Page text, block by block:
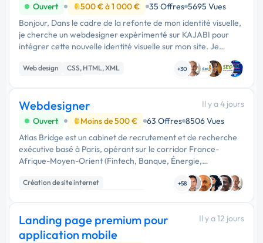
Ouvert 500 € à 1 000 € 35 Offres 5695 Vues
Bonjour, Dans le cadre de la refonte de mon identité visuelle,
je cherche un webdesigner expérimenté sur KAJABI pour
intégrer cette nouvelle identité visuelle sur mon site. Je
souhaite impérativement rester sur l'outil Kajabi sur lequel je
…Web design
CSS, HTML, XML
+30
Webdesigner
Il y a 4 jours
Ouvert
Moins de 500 € 63 Offres 8506 Vues
Atlas Bridge est un cabinet de recrutement et de recherche
exécutive basé à Paris, opérant sur le corridor France-
Afrique-Moyen-Orient (Fintech, Banque, Énergie,
Construction, FMCG, Technologie). L'entreprise recherche
un(e) développeur/développeu...
Création de site internet
+58
Landing page premium pour
application mobile
Il y a 12 jours